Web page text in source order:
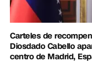
Carteles de
Diosdado Cabello
centro de Madrid,